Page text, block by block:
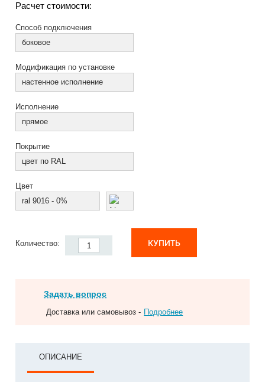
Расчет стоимости:
Способ подключения
боковое
Модификация по установке
настенное исполнение
Исполнение
прямое
Покрытие
цвет по RAL
Цвет
ral 9016 - 0%
Количество: КУПИТЬ
Задать вопрос
Доставка или самовывоз - Подробнее
ОПИСАНИЕ